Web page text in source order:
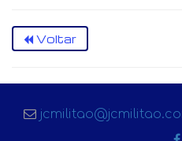
Voltar